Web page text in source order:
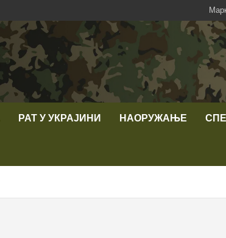
РАТ У УКРАЈИНИ НАОРУЖАЊЕ